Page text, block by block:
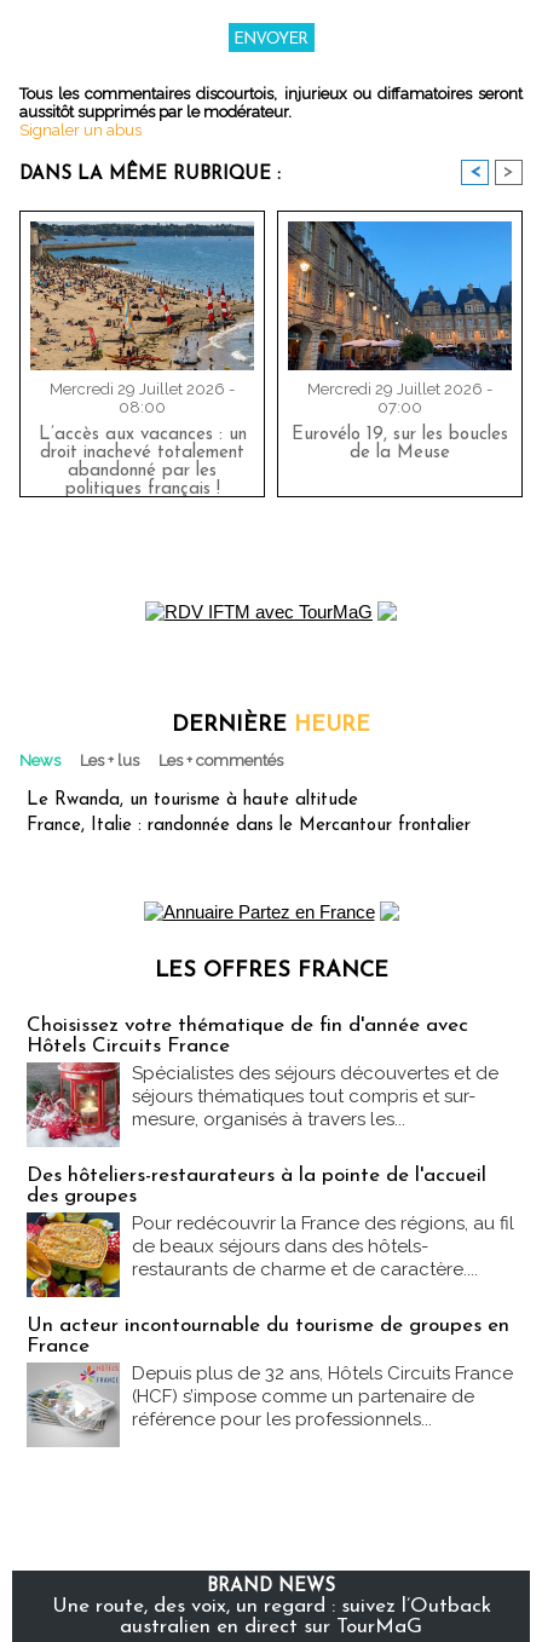
Tous les commentaires discourtois, injurieux ou diffamatoires seront
aussitôt supprimés par le modérateur.
Signaler un abus
DANS LA MÊME RUBRIQUE : < >
Mercredi 29 Juillet 2026 -
08:00
L’accès aux vacances : un
droit inachevé totalement
abandonné par les
politiques français !
Mercredi 29 Juillet 2026 -
07:00
Eurovélo 19, sur les boucles
de la Meuse
DERNIÈRE HEURE
News Les + lus Les + commentés
Le Rwanda, un tourisme à haute altitude
France, Italie : randonnée dans le Mercantour frontalier
LES OFFRES FRANCE
Choisissez votre thématique de fin d'année avec
Hôtels Circuits France
Spécialistes des séjours découvertes et de
séjours thématiques tout compris et sur-
mesure, organisés à travers les...
Des hôteliers-restaurateurs à la pointe de l'accueil
des groupes
Pour redécouvrir la France des régions, au fil
de beaux séjours dans des hôtels-
restaurants de charme et de caractère....
Un acteur incontournable du tourisme de groupes en
France
Depuis plus de 32 ans, Hôtels Circuits France
(HCF) s’impose comme un partenaire de
référence pour les professionnels...
BRAND NEWS
Une route, des voix, un regard : suivez l’Outback
australien en direct sur TourMaG